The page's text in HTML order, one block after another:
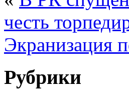
честь
Экранизация
Рубрики